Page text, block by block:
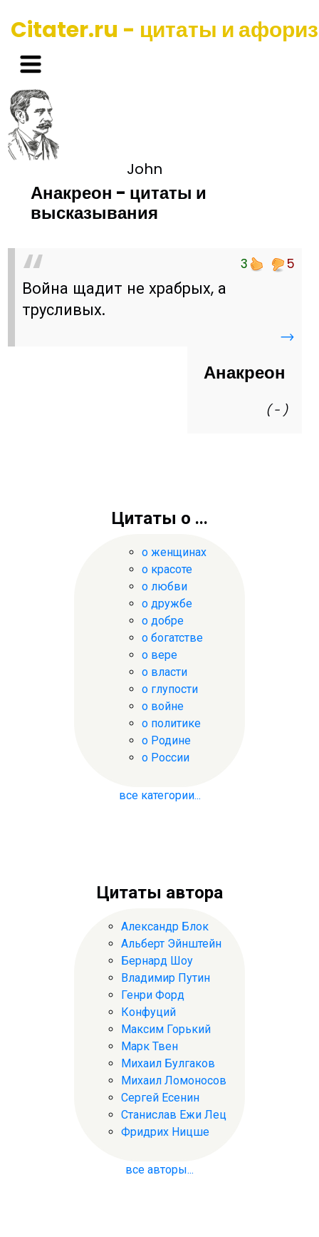
Citater.ru - цитаты и
John
Анакреон - цитаты и
высказывания
3 5
Война щадит не храбрых, а
трусливых.
→
Анакреон
( - )
Цитаты о ...
о женщинах
о красоте
о любви
о дружбе
о добре
о богатстве
о вере
о власти
о глупости
о войне
о политике
о Родине
о России
все категории...
Цитаты автора
Александр Блок
Альберт Эйнштейн
Бернард Шоу
Владимир Путин
Генри Форд
Конфуций
Максим Горький
Марк Твен
Михаил Булгаков
Михаил Ломоносов
Сергей Есенин
Станислав Ежи Лец
Фридрих Ницше
все авторы...